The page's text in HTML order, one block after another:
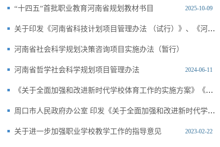
“十四五”首批职业教育河南省规划教材书目 2025-10-09
关于印发《河南省科技计划项目管理办法 （试行）》、《河南省科技创新平台建设 与管理办法（试行）》的通知
河南省社会科学规划决策咨询项目实施办法（暂行）
2024-06-11
河南省哲学社会科学规划项目管理办法 2024-06-11
《关于全面加强和改进新时代学校体育工作的实施方案》《关于全面加强和改进新时代 学校美育工作的实施方案》政策解读
2023-08-07周口市人民政府办公室 印发《关于全面加强和改进新时代学校体育工作的实施方案》 《关于全面加强和改进新时代学校美育工作的实
2023-08-07
关于进一步加强职业学校教学工作的指导意见 2023-02-22